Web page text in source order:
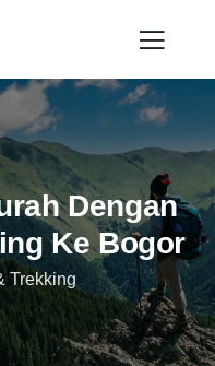
Dengan
Ke Bogor
Trekking